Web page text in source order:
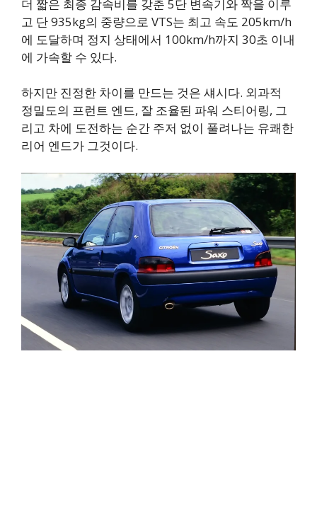
더 짧은 최종 감속비를 갖춘 5단 변속기와 짝을 이루
고 단 935kg의 중량으로 VTS는 최고 속도 205km/h
에 도달하며 정지 상태에서 100km/h까지 30초 이내
에 가속할 수 있다.
하지만 진정한 차이를 만드는 것은 섀시다. 외과적
정밀도의 프런트 엔드, 잘 조율된 파워 스티어링, 그
리고 차에 도전하는 순간 주저 없이 풀려나는 유쾌한
리어 엔드가 그것이다.